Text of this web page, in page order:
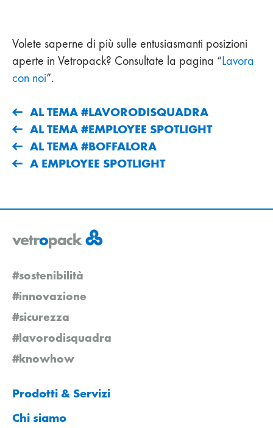
Volete saperne di più sulle entusiasmanti posizioni
aperte in Vetropack? Consultate la pagina “Lavora
con noi”.
AL TEMA #LAVORODISQUADRA
AL TEMA #EMPLOYEE SPOTLIGHT
AL TEMA #BOFFALORA
A EMPLOYEE SPOTLIGHT
#sostenibilità
#innovazione
#sicurezza
#lavorodisquadra
#knowhow
Prodotti & Servizi
Chi siamo